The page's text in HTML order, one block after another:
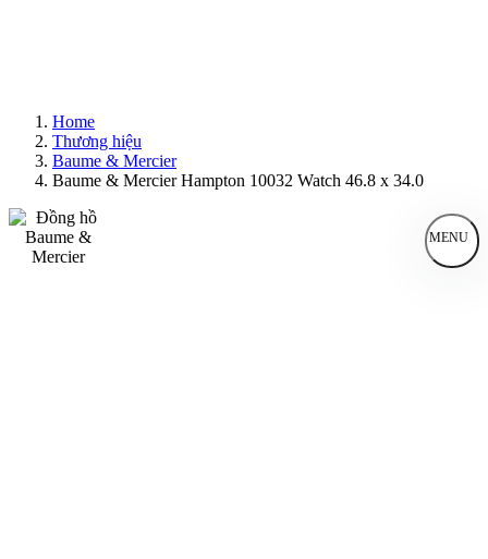
Home
Thương hiệu
Baume & Mercier
Baume & Mercier Hampton 10032 Watch 46.8 x 34.0
MENU